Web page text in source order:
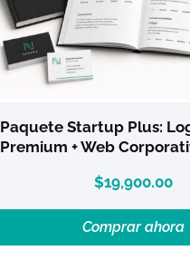
Paquete Startup Plus:
Premium + Web
$19,900.00
Comprar ahora